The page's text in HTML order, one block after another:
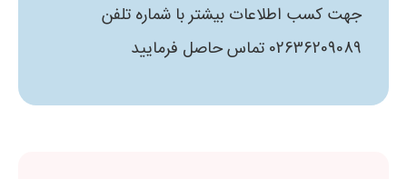
جهت کسب اطلاعات بیشتر با شماره تلفن
02636209089 تماس حاصل فرمایید